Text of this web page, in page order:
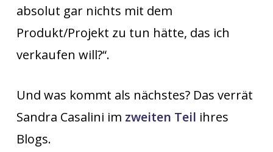
absolut gar nichts mit dem
Produkt/Projekt zu tun hätte, das ich
verkaufen will?“.
Und was kommt als nächstes? Das verrät
Sandra Casalini im zweiten Teil ihres
Blogs.